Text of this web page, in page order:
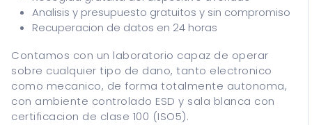
Analisis y presupuesto gratuitos y sin compromiso
Recuperacion de datos en 24 horas
Contamos con un laboratorio capaz de operar
sobre cualquier tipo de dano, tanto electronico
como mecanico, de forma totalmente autonoma,
con ambiente controlado ESD y sala blanca con
certificacion de clase 100 (ISO5).